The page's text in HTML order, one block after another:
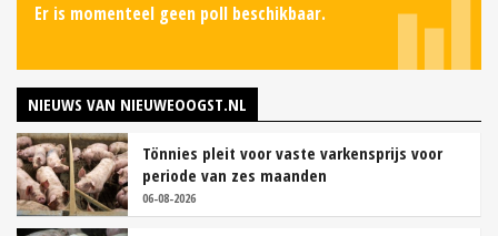
Er is momenteel geen poll beschikbaar.
NIEUWS VAN NIEUWEOOGST.NL
Tönnies pleit voor vaste varkensprijs voor
periode van zes maanden
06-08-2026